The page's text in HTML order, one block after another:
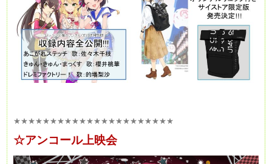
★★★★★★★★★★★★★★★★★★★★★★
☆アンコール上映会